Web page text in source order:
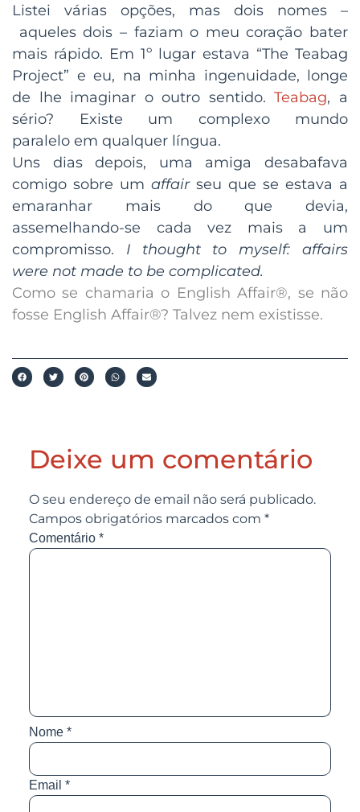
Listei várias opções, mas dois nomes –
aqueles dois – faziam o meu coração bater
mais rápido. Em 1º lugar estava “The Teabag
Project” e eu, na minha ingenuidade, longe
de lhe imaginar o outro sentido.Teabag, a
sério? Existe um complexo mundo
paralelo em qualquer língua.
Uns dias depois, uma amiga desabafava
comigo sobre um affairseu que se estava a
emaranhar mais do que devia,
assemelhando-se cada vez mais a um
compromisso. I thought to myself: affairs
were not made to be complicated.
Como se chamaria o English Affair®, se não
fosse English Affair®? Talvez nem existisse.
Deixe um comentário
O seu endereço de email não será publicado.
Campos obrigatórios marcados com *
Comentário *
Nome *
Email *